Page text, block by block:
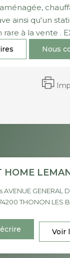
ainsi qu'un
à la vente .
Nous
HOME
AVENUE GENERAL
THONON LES
Voir